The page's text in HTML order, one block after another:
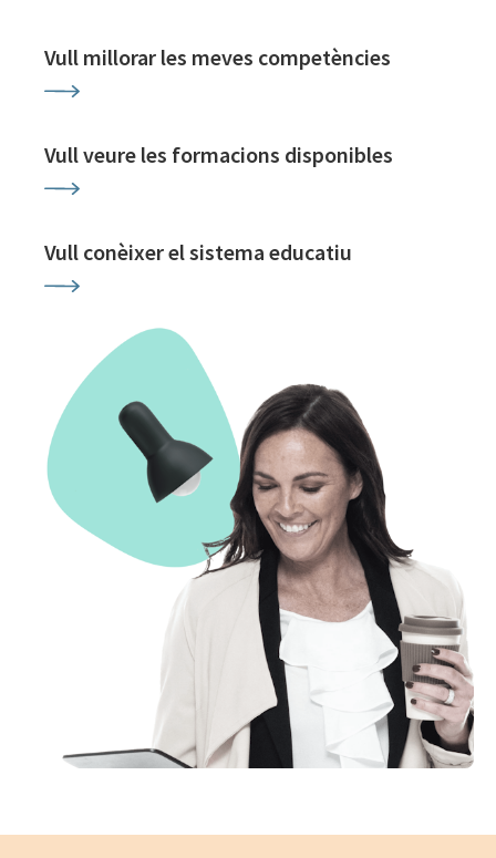
Vull millorar les meves competències
Vull veure les formacions disponibles
Vull conèixer el sistema educatiu